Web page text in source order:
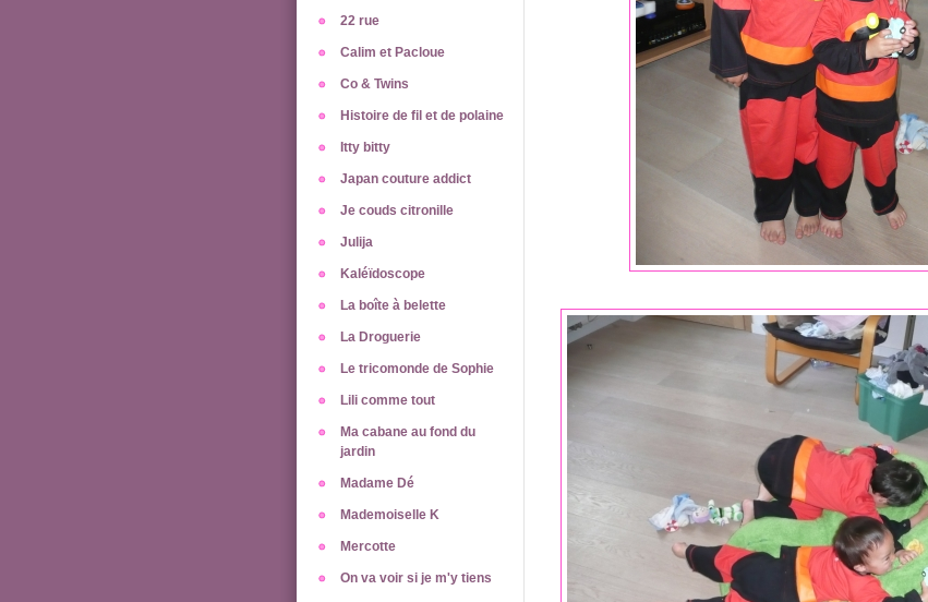
22 rue
Calim et Pacloue
Co & Twins
Histoire de fil et de polaine
Itty bitty
Japan couture addict
Je couds citronille
Julija
Kaléïdoscope
La boîte à belette
La Droguerie
Le tricomonde de Sophie
Lili comme tout
Ma cabane au fond du
jardin
Madame Dé
Mademoiselle K
Mercotte
On va voir si je m'y tiens